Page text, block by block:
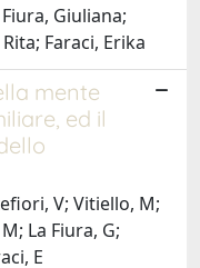
Giuliana;
Faraci, Erika
mente
ed il
V; Vitiello, M;
La Fiura, G;
E